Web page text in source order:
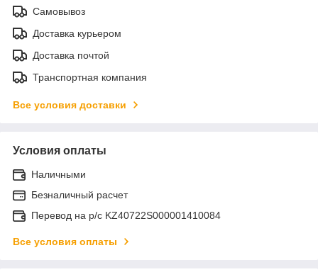
Самовывоз
Доставка курьером
Доставка почтой
Транспортная компания
Все условия доставки
Условия оплаты
Наличными
Безналичный расчет
Перевод на р/с KZ40722S000001410084
Все условия оплаты